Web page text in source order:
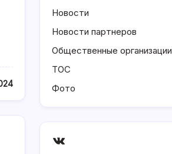
Новости
Новости партнеров
Общественные организации
ТОС
Фото
ВКонтакте